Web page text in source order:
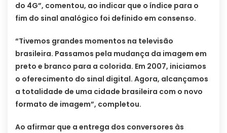
do 4G”, comentou, ao indicar que o índice para o
fim do sinal analógico foi definido em consenso.
“Tivemos grandes momentos na televisão
brasileira. Passamos pela mudança da imagem em
preto e branco para a colorida. Em 2007, iniciamos
o oferecimento do sinal digital. Agora, alcançamos
a totalidade de uma cidade brasileira com o novo
formato de imagem”, completou.
Ao afirmar que a entrega dos conversores às